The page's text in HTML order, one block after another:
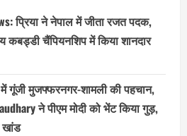
प्रिया ने नेपाल में जीता रजत पदक,
कबड्डी चैंपियनशिप में किया शानदार
गूंजी मुजफ्फरनगर-शामली की पहचान,
ने पीएम मोदी को भेंट किया गुड़,